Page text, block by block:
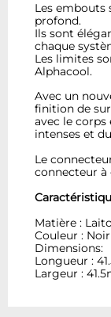
Les embouts
profond.
Ils sont
chaque
Les limites
Alphacool.
Avec un
finition de
avec le
intenses et
Le
connecteur
Matière :
Couleur :
Dimensions:
Longueur :
Largeur :